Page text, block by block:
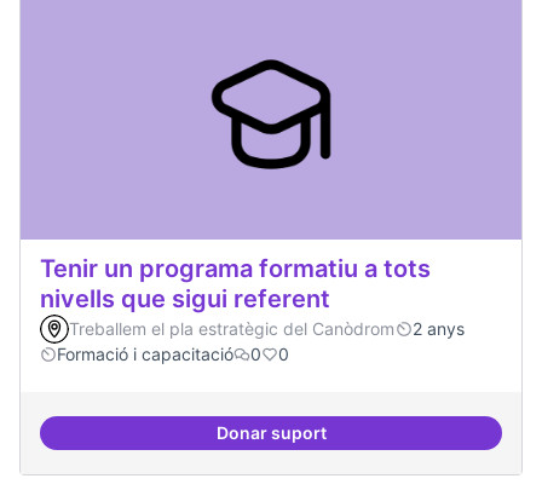
Tenir un programa formatiu a tots
nivells que sigui referent
Treballem el pla estratègic del Canòdrom
2 anys
Formació i capacitació
0 0
Donar suportTenir un programa formatiu a